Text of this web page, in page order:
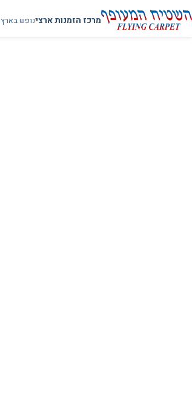
מרכז הזמנות ארצינופש בארץ